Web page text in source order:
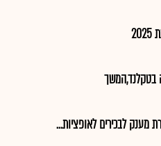
מענק לבכירים לאופציות...